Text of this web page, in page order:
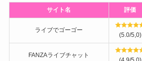
サイト名 評価
ライブでゴーゴー
(5.0/5,0)
FANZAライブチャット